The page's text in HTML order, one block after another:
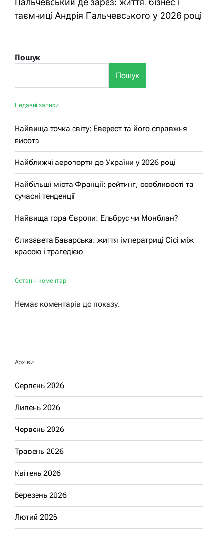
Пальчевський де зараз: життя, бізнес і
таємниці Андрія Пальчевського у 2026 році
Пошук
Пошук
Недавні записи
Найвища точка світу: Еверест та його справжня
висота
Найближчі аеропорти до України у 2026 році
Найбільші міста Франції: рейтинг, особливості та
сучасні тенденції
Найвища гора Європи: Ельбрус чи Монблан?
Єлизавета Баварська: життя імператриці Сісі між
красою і трагедією
Останні коментарі
Немає коментарів до показу.
Архіви
Серпень 2026
Липень 2026
Червень 2026
Травень 2026
Квітень 2026
Березень 2026
Лютий 2026